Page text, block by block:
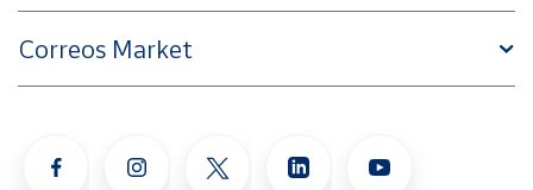
Correos Market